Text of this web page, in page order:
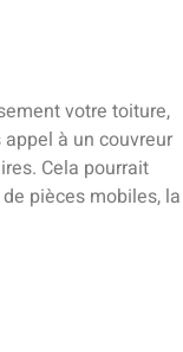
votre toiture,
à un couvreur
Cela pourrait
pièces mobiles, la